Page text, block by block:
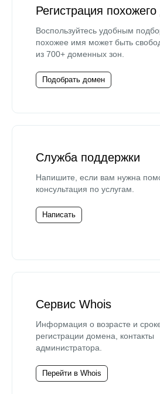
Регистрация
Воспользуйтесь удобным
похожее имя может быть
из 700+ доменных зон.
Подобрать домен
Служба поддержки
Напишите, если вам нужна
консультация по услугам.
Написать
Сервис Whois
Информация о возрасте и
регистрации домена, контакты
администратора.
Перейти в Whois